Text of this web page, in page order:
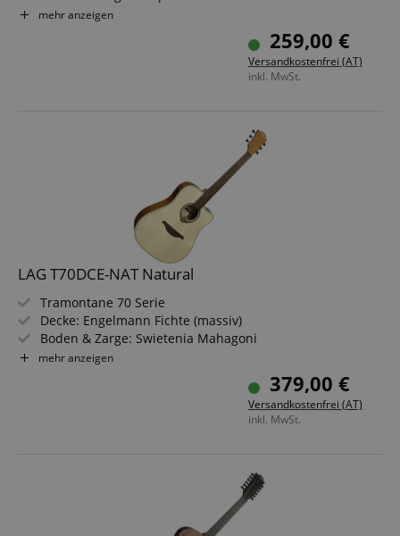
Hals: Okoume
mehr anzeigen
259,00 €
Versandkostenfrei (AT)
inkl. MwSt.
LAG T70DCE-NAT Natural
Tramontane 70 Serie
Decke: Engelmann Fichte (massiv)
Boden & Zarge: Swietenia Mahagoni
Griffbrett/Hals: Brown Brankowood / Khaya
mehr anzeigen
379,00 €
Versandkostenfrei (AT)
inkl. MwSt.